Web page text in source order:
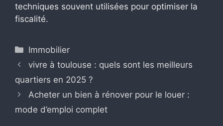
techniques souvent utilisées pour optimiser la
fiscalité.
Catégories
Immobilier
vivre à toulouse : quels sont les meilleurs
quartiers en 2025 ?
Acheter un bien à rénover pour le louer :
mode d’emploi complet